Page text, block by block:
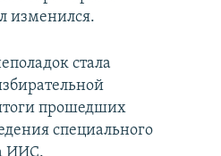
изменился.
стала
прошедших
специального
ИИС.